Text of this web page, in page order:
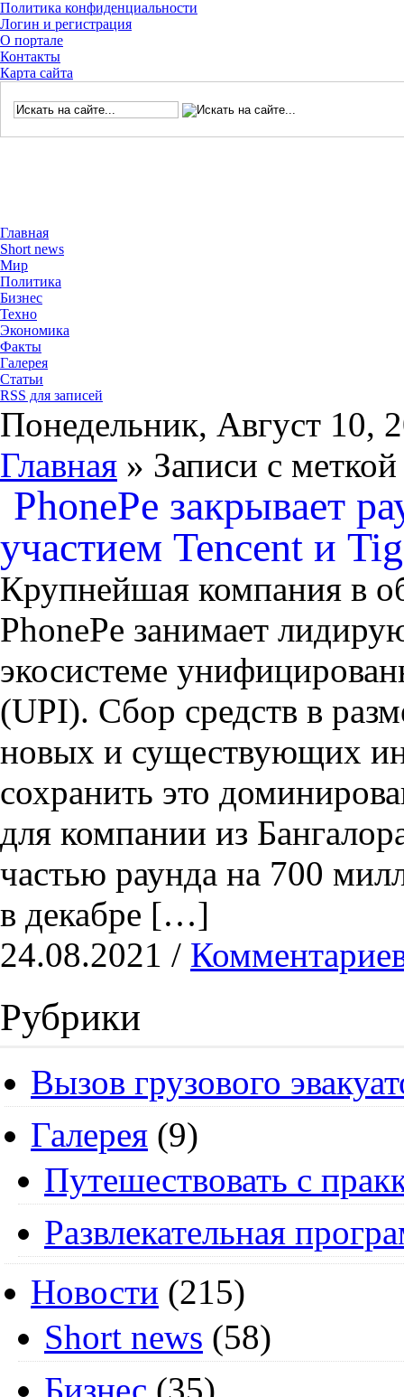
Политика конфиденциальности
Логин и регистрация
О портале
Контакты
Карта сайта
Главная
Short news
Мир
Политика
Бизнес
Техно
Экономика
Факты
Галерея
Статьи
RSS для записей
Понедельник, Август 10,
Главная » Записи с
PhonePe закрывает
участием Tencent и
Крупнейшая компания в
PhonePe занимает
экосистеме
(UPI). Сбор средств в
новых и существующих
сохранить это
для компании из
частью раунда на 700
в декабре […]
24.08.2021 /
Рубрики
Вызов грузового
Галерея (9)
Путешествовать с
Развлекательная
Новости (215)
Short news (58)